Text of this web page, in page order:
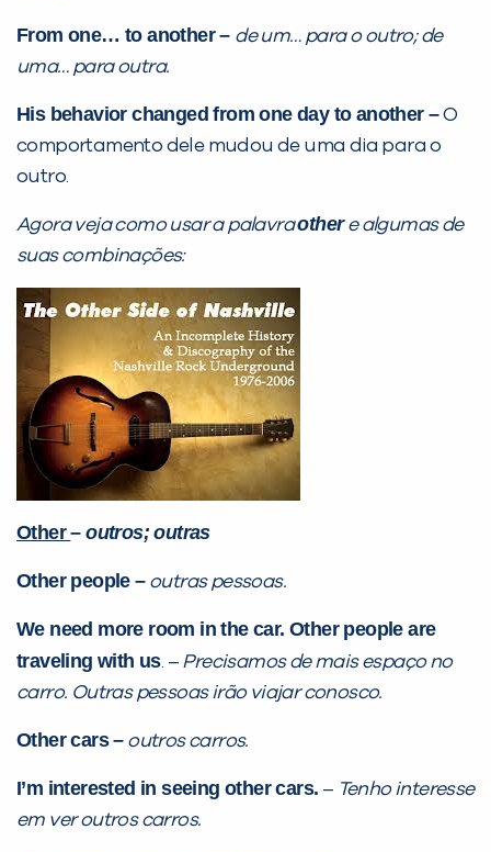
From one… to another – de um… para o outro; de
uma… para outra.
His behavior changed from one day to another –O
comportamento dele mudou de uma dia para o
outro.
Agora veja como usar a palavraothere algumas de
suas combinações:
Other–outros; outras
Other people – outras pessoas.
We need more room in the car. Other people are
traveling with us. – Precisamos de mais espaço no
carro. Outras pessoas irão viajar conosco.
Other cars – outros carros.
I’m interested in seeing other cars. – Tenho interesse
em ver outros carros.
VOLTAR